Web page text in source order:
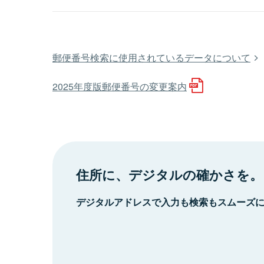
郵便番号検索に使用されているデータについて
2025年度版郵便番号の変更案内
住所に、デジタルの確かさを。
デジタルアドレスで入力も検索もスムーズ